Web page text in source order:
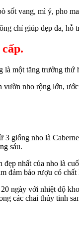
sốt vang, mì ý, pho
chỉ giúp đẹp da,
một tăng trưởng
nho rộng lớn,
3 giống nho là
sáu.
nhất của nho là
đảm bảo rượu có
ngày với nhiệt độ
các chai thủy tinh